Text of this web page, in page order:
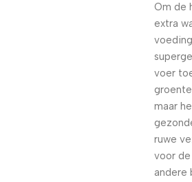
Om de
extra
voer
maar
ruwe
voor de
andere